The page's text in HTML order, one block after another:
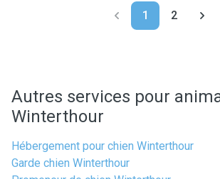
1 2
Autres services pour
Winterthour
Hébergement pour chien Winterthour
Garde chien Winterthour